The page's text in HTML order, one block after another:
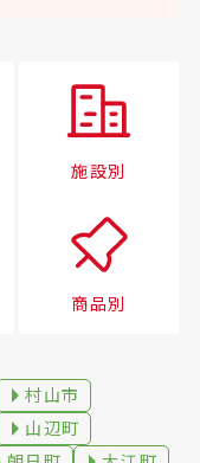
施設別
商品別
村山市
山辺町